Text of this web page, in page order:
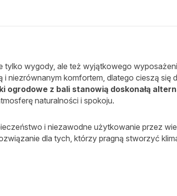
wygody, ale też wyjątkowego
niezrównanym komfortem, dlatego cieszą się
ogrodowe z bali stanowią doskonałą
naturalności i spokoju.
i niezawodne użytkowanie przez
dla tych, którzy pragną stworzyć